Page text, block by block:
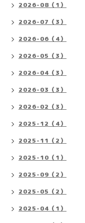
2026-08（1）
2026-07（3）
2026-06（4）
2026-05（3）
2026-04（3）
2026-03（3）
2026-02（3）
2025-12（4）
2025-11（2）
2025-10（1）
2025-09（2）
2025-05（2）
2025-04（1）